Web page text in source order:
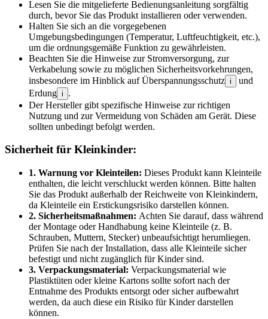
Lesen Sie die mitgelieferte Bedienungsanleitung sorgfältig
durch, bevor Sie das Produkt installieren oder verwenden.
Halten Sie sich an die vorgegebenen
Umgebungsbedingungen (Temperatur, Luftfeuchtigkeit, etc.),
um die ordnungsgemäße Funktion zu gewährleisten.
Beachten Sie die Hinweise zur Stromversorgung, zur
Verkabelung sowie zu möglichen Sicherheitsvorkehrungen,
insbesondere im Hinblick auf Überspannungsschutz i
und
Erdung i
.
Der Hersteller gibt spezifische Hinweise zur richtigen
Nutzung und zur Vermeidung von Schäden am Gerät. Diese
sollten unbedingt befolgt werden.
Sicherheit für Kleinkinder:
1. Warnung vor Kleinteilen: Dieses Produkt kann Kleinteile
enthalten, die leicht verschluckt werden können. Bitte halten
Sie das Produkt außerhalb der Reichweite von Kleinkindern,
da Kleinteile ein Erstickungsrisiko darstellen können.
2. Sicherheitsmaßnahmen: Achten Sie darauf, dass während
der Montage oder Handhabung keine Kleinteile (z. B.
Schrauben, Muttern, Stecker) unbeaufsichtigt herumliegen.
Prüfen Sie nach der Installation, dass alle Kleinteile sicher
befestigt und nicht zugänglich für Kinder sind.
3. Verpackungsmaterial: Verpackungsmaterial wie
Plastiktüten oder kleine Kartons sollte sofort nach der
Entnahme des Produkts entsorgt oder sicher aufbewahrt
werden, da auch diese ein Risiko für Kinder darstellen
können.